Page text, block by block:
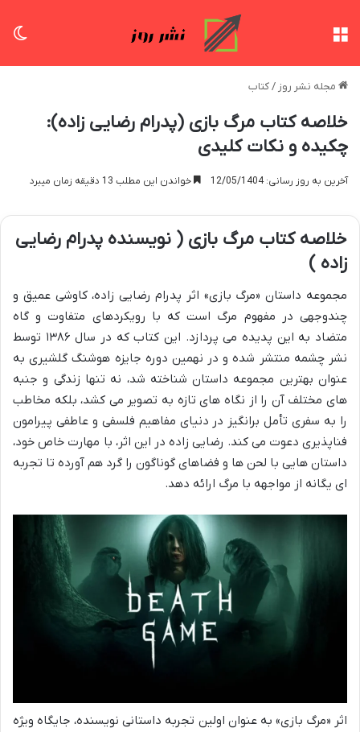
مجله نشر روز /کتاب
خلاصه کتاب مرگ بازی (پدرام رضایی زاده):
چکیده و نکات کلیدی
آخرین به روز رسانی: 12/05/1404 خواندن این مطلب 13 دقیقه زمان میبرد
خلاصه کتاب مرگ بازی ( نویسنده پدرام رضایی
زاده )
مجموعه داستان «مرگ بازی» اثر پدرام رضایی زاده، کاوشی عمیق و
چندوجهی در مفهوم مرگ است که با رویکردهای متفاوت و گاه
متضاد به این پدیده می پردازد. این کتاب که در سال ۱۳۸۶ توسط
نشر چشمه منتشر شده و در نهمین دوره جایزه هوشنگ گلشیری به
عنوان بهترین مجموعه داستان شناخته شد، نه تنها زندگی و جنبه
های مختلف آن را از نگاه های تازه به تصویر می کشد، بلکه مخاطب
را به سفری تأمل برانگیز در دنیای مفاهیم فلسفی و عاطفی پیرامون
فناپذیری دعوت می کند. رضایی زاده در این اثر، با مهارت خاص خود،
داستان هایی با لحن ها و فضاهای گوناگون را گرد هم آورده تا تجربه
ای یگانه از مواجهه با مرگ ارائه دهد.
اثر «مرگ بازی» به عنوان اولین تجربه داستانی نویسنده، جایگاه ویژه